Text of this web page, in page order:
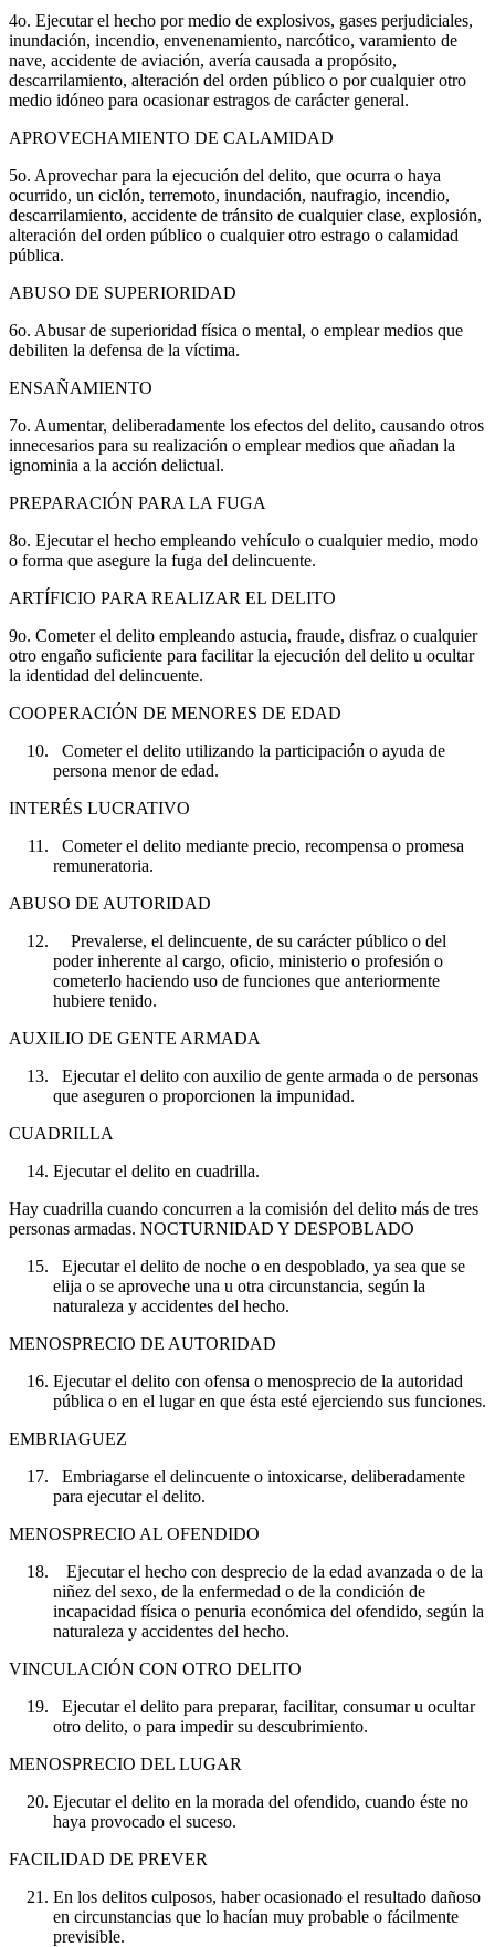
4o. Ejecutar el hecho por medio de explosivos, gases perjudiciales,
inundación, incendio, envenenamiento, narcótico, varamiento de
nave, accidente de aviación, avería causada a propósito,
descarrilamiento, alteración del orden público o por cualquier otro
medio idóneo para ocasionar estragos de carácter general.
APROVECHAMIENTO DE CALAMIDAD
5o. Aprovechar para la ejecución del delito, que ocurra o haya
ocurrido, un ciclón, terremoto, inundación, naufragio, incendio,
descarrilamiento, accidente de tránsito de cualquier clase, explosión,
alteración del orden público o cualquier otro estrago o calamidad
pública.
ABUSO DE SUPERIORIDAD
6o. Abusar de superioridad física o mental, o emplear medios que
debiliten la defensa de la víctima.
ENSAÑAMIENTO
7o. Aumentar, deliberadamente los efectos del delito, causando otros
innecesarios para su realización o emplear medios que añadan la
ignominia a la acción delictual.
PREPARACIÓN PARA LA FUGA
8o. Ejecutar el hecho empleando vehículo o cualquier medio, modo
o forma que asegure la fuga del delincuente.
ARTÍFICIO PARA REALIZAR EL DELITO
9o. Cometer el delito empleando astucia, fraude, disfraz o cualquier
otro engaño suficiente para facilitar la ejecución del delito u ocultar
la identidad del delincuente.
COOPERACIÓN DE MENORES DE EDAD
Cometer el delito utilizando la participación o ayuda de
persona menor de edad.
INTERÉS LUCRATIVO
Cometer el delito mediante precio, recompensa o promesa
remuneratoria.
ABUSO DE AUTORIDAD
Prevalerse, el delincuente, de su carácter público o del
poder inherente al cargo, oficio, ministerio o profesión o
cometerlo haciendo uso de funciones que anteriormente
hubiere tenido.
AUXILIO DE GENTE ARMADA
Ejecutar el delito con auxilio de gente armada o de personas
que aseguren o proporcionen la impunidad.
CUADRILLA
Ejecutar el delito en cuadrilla.
Hay cuadrilla cuando concurren a la comisión del delito más de tres
personas armadas. NOCTURNIDAD Y DESPOBLADO
Ejecutar el delito de noche o en despoblado, ya sea que se
elija o se aproveche una u otra circunstancia, según la
naturaleza y accidentes del hecho.
MENOSPRECIO DE AUTORIDAD
Ejecutar el delito con ofensa o menosprecio de la autoridad
pública o en el lugar en que ésta esté ejerciendo sus funciones.
EMBRIAGUEZ
Embriagarse el delincuente o intoxicarse, deliberadamente
para ejecutar el delito.
MENOSPRECIO AL OFENDIDO
Ejecutar el hecho con desprecio de la edad avanzada o de la
niñez del sexo, de la enfermedad o de la condición de
incapacidad física o penuria económica del ofendido, según la
naturaleza y accidentes del hecho.
VINCULACIÓN CON OTRO DELITO
Ejecutar el delito para preparar, facilitar, consumar u ocultar
otro delito, o para impedir su descubrimiento.
MENOSPRECIO DEL LUGAR
Ejecutar el delito en la morada del ofendido, cuando éste no
haya provocado el suceso.
FACILIDAD DE PREVER
En los delitos culposos, haber ocasionado el resultado dañoso
en circunstancias que lo hacían muy probable o fácilmente
previsible.